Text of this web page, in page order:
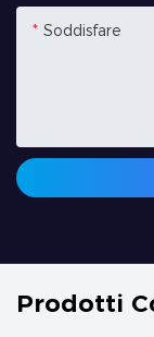
Soddisfare
Prodotti